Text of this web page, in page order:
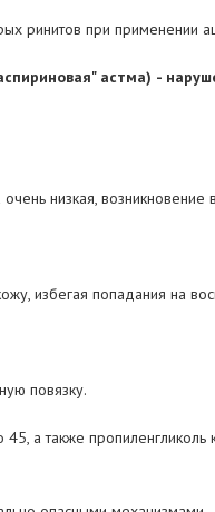
ринитов при применении
астма) -
низкая, возникновение
избегая попадания на
повязку.
а также